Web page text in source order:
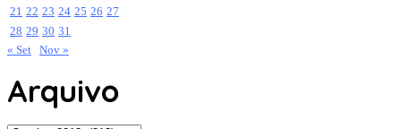
21 22 23 24 25 26 27
28 29 30 31
« Set Nov »
Arquivo